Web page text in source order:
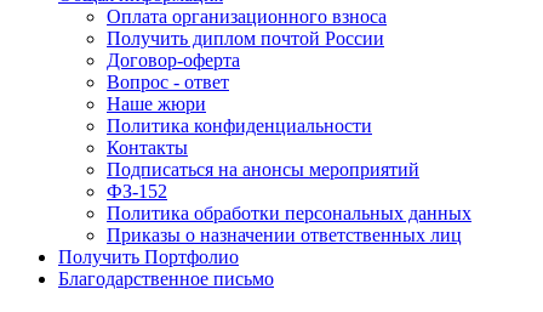
Оплата организационного взноса
Получить диплом почтой России
Договор-оферта
Вопрос - ответ
Наше жюри
Политика конфиденциальности
Контакты
Подписаться на анонсы мероприятий
ФЗ-152
Политика обработки персональных данных
Приказы о назначении ответственных лиц
Получить Портфолио
Благодарственное письмо